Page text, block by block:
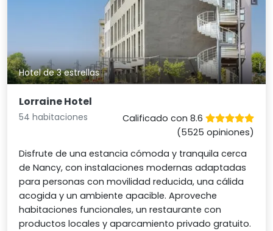
Hotel de 3 estrellas
Lorraine Hotel
54 habitaciones
Calificado con 8.6
(5525 opiniones)
Disfrute de una estancia cómoda y tranquila cerca
de Nancy, con instalaciones modernas adaptadas
para personas con movilidad reducida, una cálida
acogida y un ambiente apacible. Aproveche
habitaciones funcionales, un restaurante con
productos locales y aparcamiento privado gratuito.